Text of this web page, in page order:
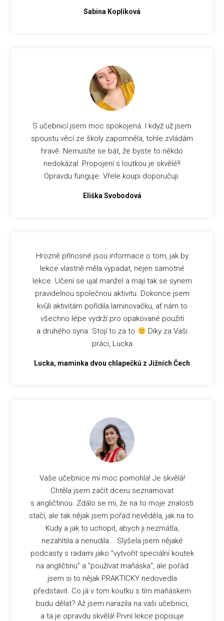
Sabina Koplíková
S učebnicí jsem moc spokojená. I když už jsem
spoustu věcí ze školy zapomněla, tohle zvládám
hravě. Nemusíte se bát, že byste to někdo
nedokázal. Propojení s loutkou je skvělé!!
Opravdu funguje. Vřele koupi doporučuji.
Eliška Svobodová
Hrozně přínosné jsou informace o tom, jak by
lekce vlastně měla vypadat, nejen samotné
lekce. Učení se ujal manžel a mají tak se synem
pravidelnou společnou aktivitu. Dokonce jsem
kvůli aktivitám pořídila laminovačku, ať nám to
všechno lépe vydrží pro opakované použití
a druhého syna. Stojí to za to
Díky za Vaši
práci, Lucka
Lucka, maminka dvou chlapečků z Jižních Čech
Vaše učebnice mi moc pomohla! Je skvělá!
Chtěla jsem začít dceru seznamovat
s angličtinou. Zdálo se mi, že na to moje znalosti
stačí, ale tak nějak jsem pořád nevěděla, jak na to.
Kudy a jak to uchopit, abych ji nezmátla,
nezahltila a nenudila... Slyšela jsem nějaké
podcasty s radami jako "vytvořit speciální koutek
na angličtinu" a "používat maňáska", ale pořád
jsem si to nějak PRAKTICKY nedovedla
představit. Co já v tom koutku s tím maňáskem
budu dělat? Až jsem narazila na vaši učebnici,
a ta je opravdu skvělá! První lekce popisuje